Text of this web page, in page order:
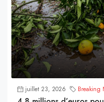
juillet 23, 2026 Breaking